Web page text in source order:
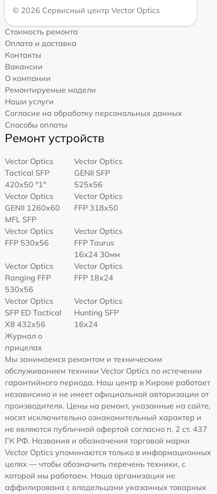
© 2026 Сервисный центр Vector Optics
Стоимость ремонта
Оплата и доставка
Контакты
Вакансии
О компании
Ремонтируемые модели
Наши услуги
Согласие на обработку персональных данных
Способы оплаты
Ремонт устройств
Vector Optics
Tactical SFP
420x50 "1"
Vector Optics
GENII SFP
525x56
Vector Optics
GENII 1260x60
MFL SFP
Vector Optics
FFP 318x50
Vector Optics
FFP 530x56
Vector Optics
FFP Taurus
16x24 30мм
Vector Optics
Ranging FFP
530x56
Vector Optics
FFP 18x24
Vector Optics
SFP ED Tactical
X8 432x56
Vector Optics
Hunting SFP
16x24
Журнал о
прицелах
Мы занимаемся ремонтом и техническим
обслуживанием техники Vector Optics по истечении
гарантийного периода. Наш центр в Кирове работает
независимо и не имеет официальной авторизации от
производителя. Цены на ремонт, указанные на сайте,
носят исключительно ознакомительный характер и
не являются публичной офертой согласно п. 2 ст. 437
ГК РФ. Названия и обозначения торговой марки
Vector Optics упоминаются только в информационных
целях — чтобы обозначить перечень техники, с
которой мы работаем. Наша организация не
аффилирована с владельцами указанных товарных